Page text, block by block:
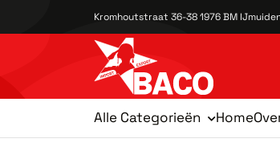
Kromhoutstraat 36-38 1976 BM
Alle Categorieën Home